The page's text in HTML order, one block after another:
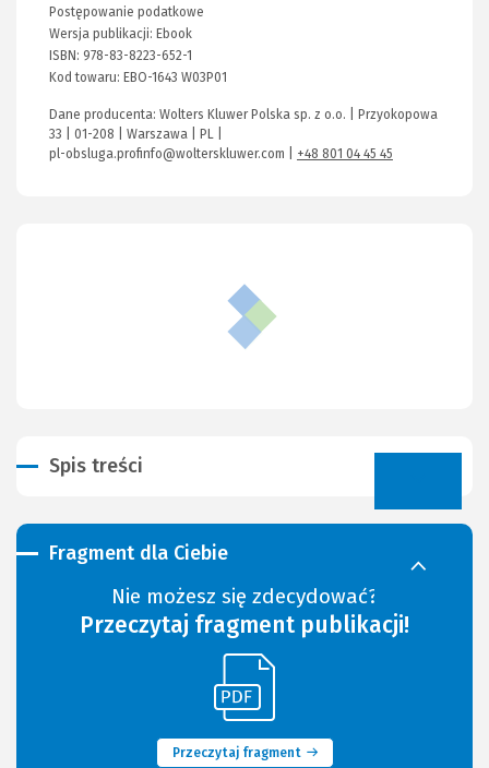
Fragment dla Ciebie
Nie możesz się zdecydować?
Przeczytaj fragment publikacji!
Przeczytaj fragment
(Nowe
okno)
innej
strony)
Postępowanie podatkowe
Wersja publikacji: Ebook
ISBN: 978-83-8223-652-1
Kod towaru: EBO-1643 W03P01
Dane producenta: Wolters Kluwer Polska sp. z o.o. | Przyokopowa
33 | 01-208 | Warszawa | PL |
pl-obsluga.profinfo@wolterskluwer.com
+48 801 04 45 45
Spis treści